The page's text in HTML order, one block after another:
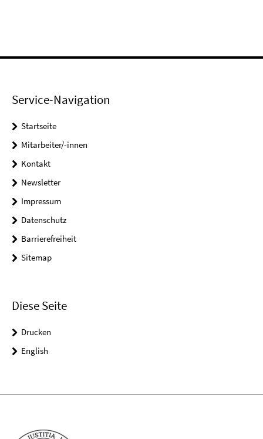
Service-Navigation
Startseite
Mitarbeiter/-innen
Kontakt
Newsletter
Impressum
Datenschutz
Barrierefreiheit
Sitemap
Diese Seite
Drucken
English